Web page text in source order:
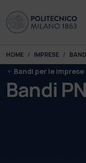
You are here:
HOME IMPRESE
Bandi per le imprese
Bandi